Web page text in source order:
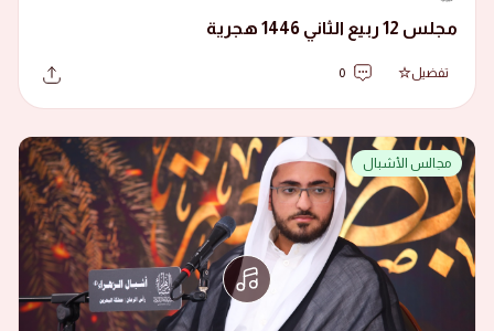
مجلس 12 ربيع الثاني 1446 هجرية
تفضيل 0
مجالس الأشبال